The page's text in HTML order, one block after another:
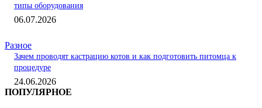
типы оборудования
06.07.2026
Разное
Зачем проводят кастрацию котов и как подготовить питомца к
процедуре
24.06.2026
ПОПУЛЯРНОЕ